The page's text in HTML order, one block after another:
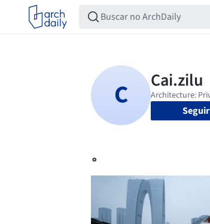
Seguir
。